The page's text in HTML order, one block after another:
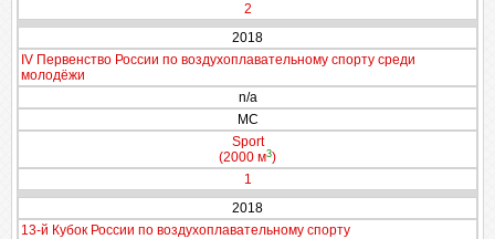
2
2018
IV Первенство России по воздухоплавательному спорту среди
молодёжи
n/a
МС
Sport
(2000 м3)
1
2018
13-й Кубок России по воздухоплавательному спорту